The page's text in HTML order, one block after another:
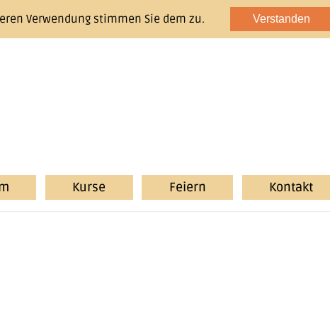
Kurse Feiern Kontakt
Verwendung stimmen Sie dem zu. Verstanden